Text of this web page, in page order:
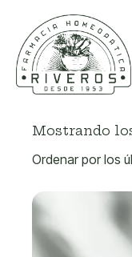
Mostrando